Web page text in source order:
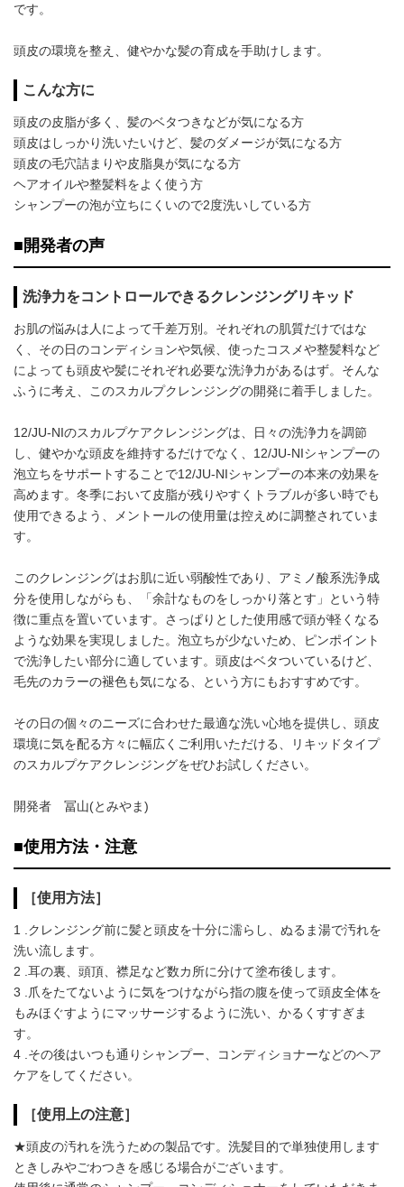
です。
頭皮の環境を整え、健やかな髪の育成を手助けします。
こんな方に
頭皮の皮脂が多く、髪のベタつきなどが気になる方
頭皮はしっかり洗いたいけど、髪のダメージが気になる方
頭皮の毛穴詰まりや皮脂臭が気になる方
ヘアオイルや整髪料をよく使う方
シャンプーの泡が立ちにくいので2度洗いしている方
■開発者の声
洗浄力をコントロールできるクレンジングリキッド
お肌の悩みは人によって千差万別。それぞれの肌質だけではな
く、その日のコンディションや気候、使ったコスメや整髪料など
によっても頭皮や髪にそれぞれ必要な洗浄力があるはず。そんな
ふうに考え、このスカルプクレンジングの開発に着手しました。
12/JU-NIのスカルプケアクレンジングは、日々の洗浄力を調節
し、健やかな頭皮を維持するだけでなく、12/JU-NIシャンプーの
泡立ちをサポートすることで12/JU-NIシャンプーの本来の効果を
高めます。冬季において皮脂が残りやすくトラブルが多い時でも
使用できるよう、メントールの使用量は控えめに調整されていま
す。
このクレンジングはお肌に近い弱酸性であり、アミノ酸系洗浄成
分を使用しながらも、「余計なものをしっかり落とす」という特
徴に重点を置いています。さっぱりとした使用感で頭が軽くなる
ような効果を実現しました。泡立ちが少ないため、ピンポイント
で洗浄したい部分に適しています。頭皮はベタついているけど、
毛先のカラーの褪色も気になる、という方にもおすすめです。
その日の個々のニーズに合わせた最適な洗い心地を提供し、頭皮
環境に気を配る方々に幅広くご利用いただける、リキッドタイプ
のスカルプケアクレンジングをぜひお試しください。
開発者 冨山(とみやま)
■使用方法・注意
［使用方法］
1 .クレンジング前に髪と頭皮を十分に濡らし、ぬるま湯で汚れを
洗い流します。
2 .耳の裏、頭頂、襟足など数カ所に分けて塗布後します。
3 .爪をたてないように気をつけながら指の腹を使って頭皮全体を
もみほぐすようにマッサージするように洗い、かるくすすぎま
す。
4 .その後はいつも通りシャンプー、コンディショナーなどのヘア
ケアをしてください。
［使用上の注意］
★頭皮の汚れを洗うための製品です。洗髪目的で単独使用します
ときしみやごわつきを感じる場合がございます。